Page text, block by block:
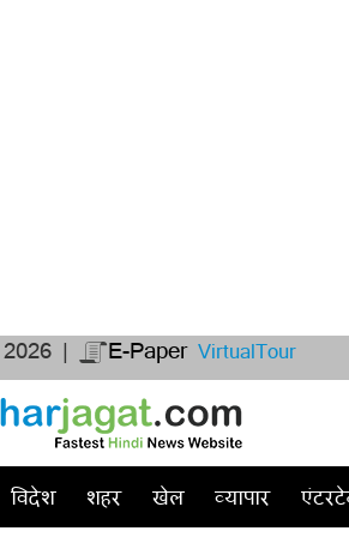
| E-Paper VirtualTour
विदेश शहर खेल व्यापार